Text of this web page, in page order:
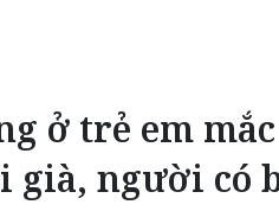
ở trẻ em
người có